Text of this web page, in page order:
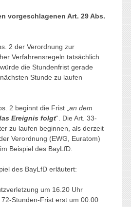
vorgeschlagenen Art. 29 Abs.
2 der Verordnung zur
Verfahrensregeln tatsächlich
die Stundenfrist gerade
Stunde zu laufen
2 beginnt die Frist „ an dem
Ereignis folgt“. Die Art. 33-
zu laufen beginnen, als derzeit
Verordnung (EWG, Euratom)
Beispiel des BayLfD.
des BayLfD erläutert:
um 16.20 Uhr
Stunden-Frist erst um 00.00